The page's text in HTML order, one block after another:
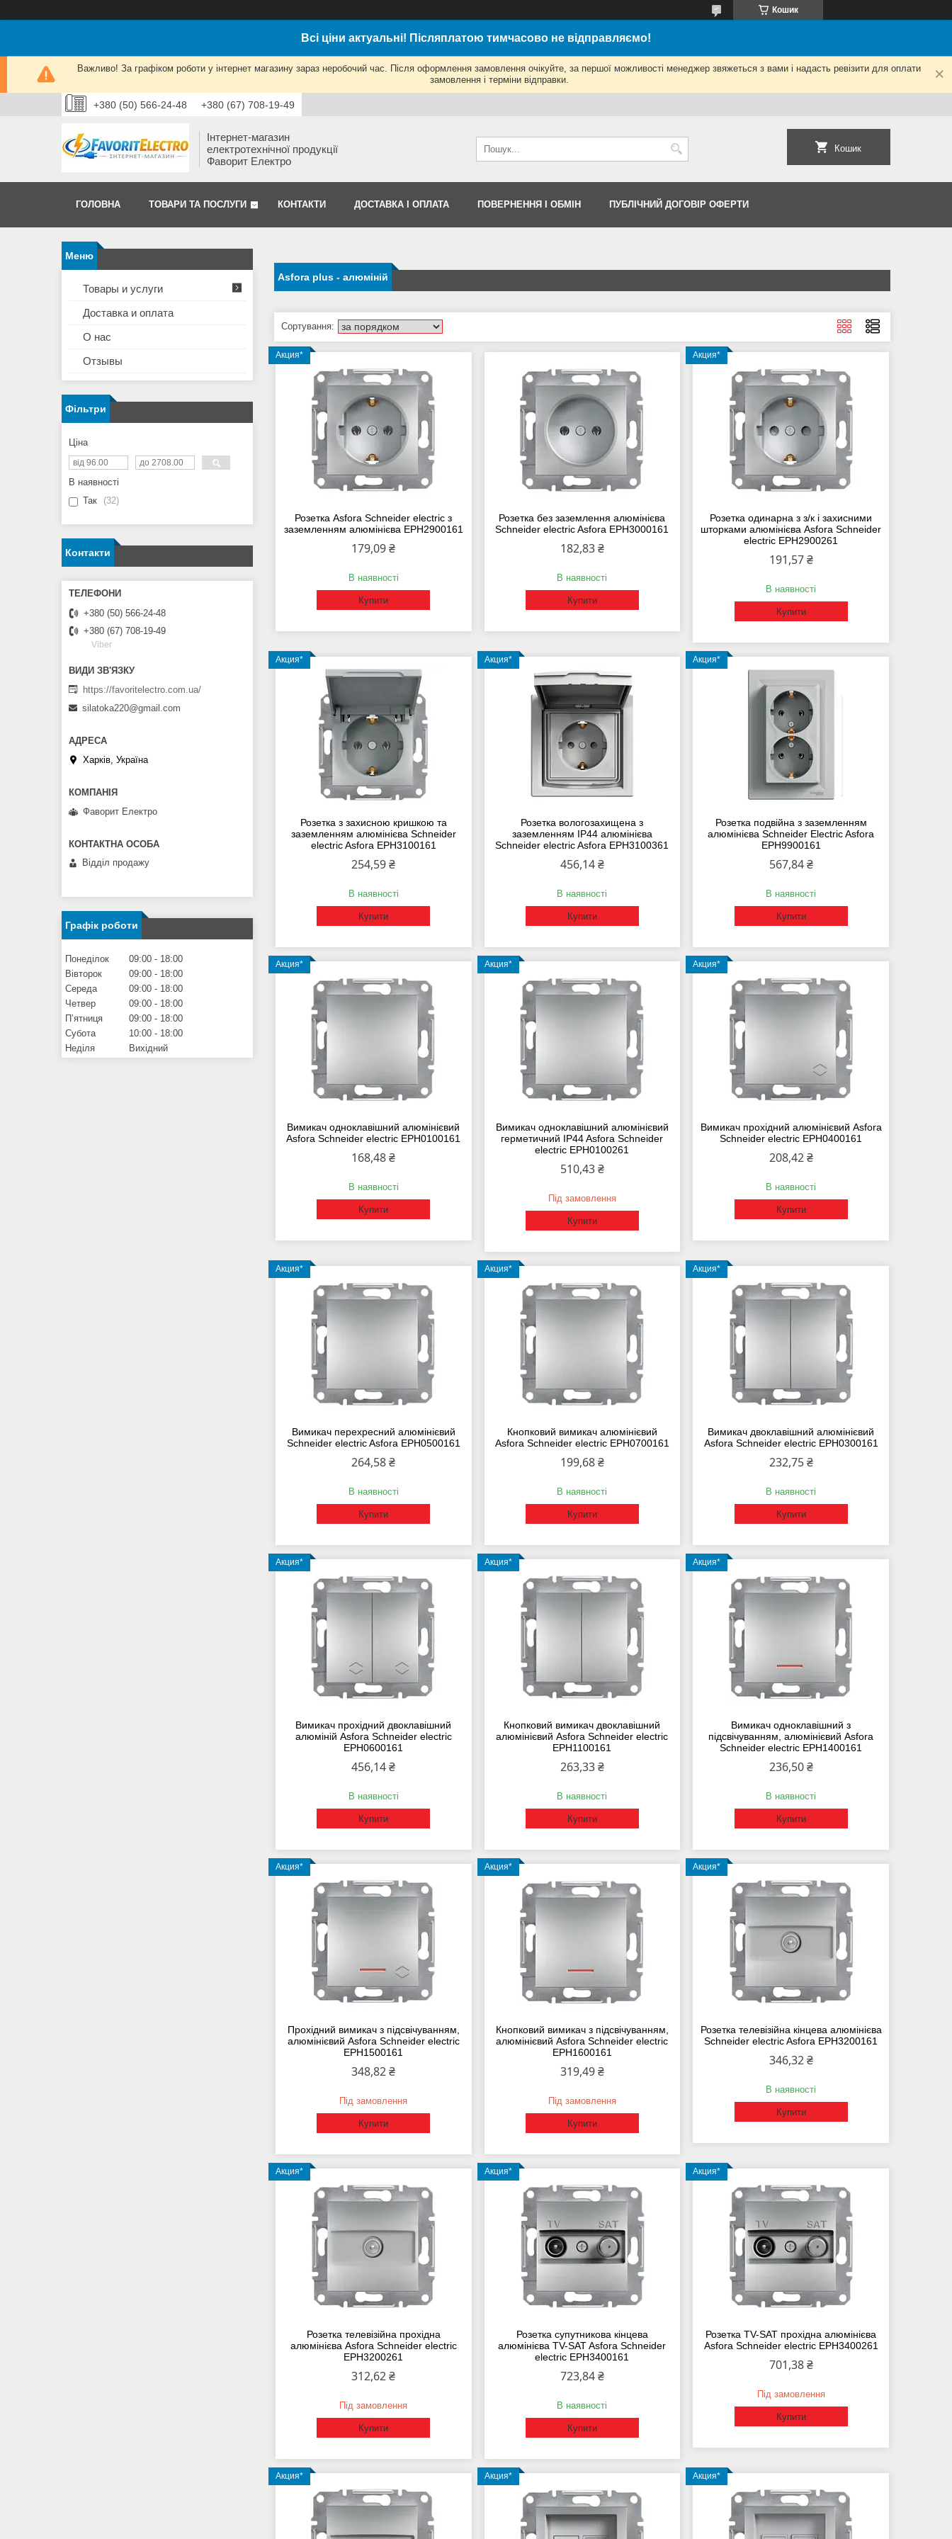
Кошик
Всі ціни актуальні! Післяплатою тимчасово не відправляємо!
Важливо! За графіком роботи у інтернет магазину зараз неробочий час. Після оформлення замовлення очікуйте, за першої можливості менеджер звяжеться з вами і надасть ревізити для оплати
замовлення і терміни відправки.
+380 (50) 566-24-48 +380 (67) 708-19-49
Інтернет-магазин
електротехнічної продукції
Фаворит Електро
Кошик
ГОЛОВНА ТОВАРИ ТА ПОСЛУГИ КОНТАКТИ ДОСТАВКА І ОПЛАТА ПОВЕРНЕННЯ І ОБМІН ПУБЛІЧНИЙ ДОГОВІР ОФЕРТИ
Asfora plus - алюміній
Акция*
Розетка Asfora Schneider electric з
заземленням алюмінієва EPH2900161
179,09 ₴
В наявності
Купити
Розетка без заземлення алюмінієва
Schneider electric Asfora EPH3000161
182,83 ₴
В наявності
Купити
Акция*
Розетка одинарна з з/к і захисними
шторками алюмінієва Asfora Schneider
electric EPH2900261
191,57 ₴
В наявності
Купити
Акция*
Розетка з захисною кришкою та
заземленням алюмінієва Schneider
еlectric Asfora EPH3100161
254,59 ₴
В наявності
Купити
Акция*
Розетка вологозахищена з
заземленням IP44 алюмінієва
Schneider electric Asfora EPH3100361
456,14 ₴
В наявності
Купити
Акция*
Розетка подвійна з заземленням
алюмінієва Schneider Electric Asfora
EPH9900161
567,84 ₴
В наявності
Купити
Акция*
Вимикач одноклавішний алюмінієвий
Asfora Schneider electric EPH0100161
168,48 ₴
В наявності
Купити
Акция*
Вимикач одноклавішний алюмінієвий
герметичний IP44 Asfora Schneider
electric EPH0100261
510,43 ₴
Під замовлення
Купити
Акция*
Вимикач прохідний алюмінієвий Asfora
Schneider electric EPH0400161
208,42 ₴
В наявності
Купити
Акция*
Вимикач перехресний алюмінієвий
Schneider electric Asfora EPH0500161
264,58 ₴
В наявності
Купити
Акция*
Кнопковий вимикач алюмінієвий
Asfora Schneider electric EPH0700161
199,68 ₴
В наявності
Купити
Акция*
Вимикач двоклавішний алюмінієвий
Asfora Schneider electric EPH0300161
232,75 ₴
В наявності
Купити
Акция*
Вимикач прохідний двоклавішний
алюміній Asfora Schneider electric
EPH0600161
456,14 ₴
В наявності
Купити
Акция*
Кнопковий вимикач двоклавішний
алюмінієвий Asfora Schneider electric
EPH1100161
263,33 ₴
В наявності
Купити
Акция*
Вимикач одноклавішний з
підсвічуванням, алюмінієвий Asfora
Schneider еlectric EPH1400161
236,50 ₴
В наявності
Купити
Акция*
Прохідний вимикач з підсвічуванням,
алюмінієвий Asfora Schneider electric
EPH1500161
348,82 ₴
Під замовлення
Купити
Акция*
Кнопковий вимикач з підсвічуванням,
алюмінієвий Asfora Schneider electric
EPH1600161
319,49 ₴
Під замовлення
Купити
Акция*
Розетка телевізійна кінцева алюмінієва
Schneider electric Asfora EPH3200161
346,32 ₴
В наявності
Купити
Акция*
Розетка телевізійна прохідна
алюмінієва Asfora Schneider electric
EPH3200261
312,62 ₴
Під замовлення
Купити
Акция*
Розетка супутникова кінцева
алюмінієва TV-SAT Asfora Schneider
electric EPH3400161
723,84 ₴
В наявності
Купити
Акция*
Розетка TV-SAT прохідна алюмінієва
Asfora Schneider еlectric EPH3400261
701,38 ₴
Під замовлення
Купити
Акция* Акция* Акция*
Товары и услуги
Доставка и оплата
О нас
Отзывы
Фільтри
Ціна
В наявності
Так
32
Контакти
+380 (50) 566-24-48
+380 (67) 708-19-49
Viber
https://favoritelectro.com.ua/
silatoka220@gmail.com
Харків, Україна
Фаворит Електро
Відділ продажу
Графік роботи
Понеділок 09:00
18:00
Вівторок
09:00
18:00
Середа
09:00
18:00
Четвер
09:00
18:00
Пʼятниця
09:00
18:00
Субота
10:00
18:00
Неділя
Вихідний